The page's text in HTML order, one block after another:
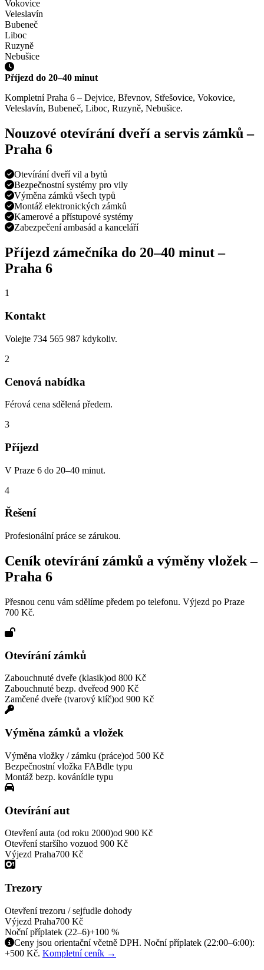
Vokovice
Veleslavín
Bubeneč
Liboc
Ruzyně
Nebušice
Příjezd do 20–40 minut
Kompletní Praha 6 – Dejvice, Břevnov, Střešovice, Vokovice,
Veleslavín, Bubeneč, Liboc, Ruzyně, Nebušice.
Nouzové otevírání dveří a servis zámků –
Praha 6
Otevírání dveří vil a bytů
Bezpečnostní systémy pro vily
Výměna zámků všech typů
Montáž elektronických zámků
Kamerové a přístupové systémy
Zabezpečení ambasád a kanceláří
Příjezd zámečníka do 20–40 minut–
Praha 6
1
Kontakt
Volejte 734 565 987 kdykoliv.
2
Cenová nabídka
Férová cena sdělená předem.
3
Příjezd
V Praze 6 do 20–40 minut.
4
Řešení
Profesionální práce se zárukou.
Ceník otevírání zámků a výměny vložek –
Praha 6
Přesnou cenu vám sdělíme předem po telefonu. Výjezd po Praze
700 Kč.
Otevírání zámků
Zabouchnuté dveře (klasik)od 800 Kč
Zabouchnuté bezp. dveřeod 900 Kč
Zamčené dveře (tvarový klíč)od 900 Kč
Výměna zámků a vložek
Výměna vložky / zámku (práce)od 500 Kč
Bezpečnostní vložka FABdle typu
Montáž bezp. kovánídle typu
Otevírání aut
Otevření auta (od roku 2000)od 900 Kč
Otevření staršího vozuod 900 Kč
Výjezd Praha700 Kč
Trezory
Otevření trezoru / sejfudle dohody
Výjezd Praha700 Kč
Noční příplatek (22–6)+100 %
Ceny jsou orientační včetně DPH. Noční příplatek (22:00–6:00):
+500 Kč. Kompletní ceník →